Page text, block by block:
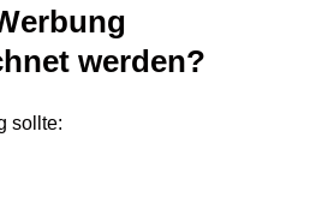
werden?
sollte: